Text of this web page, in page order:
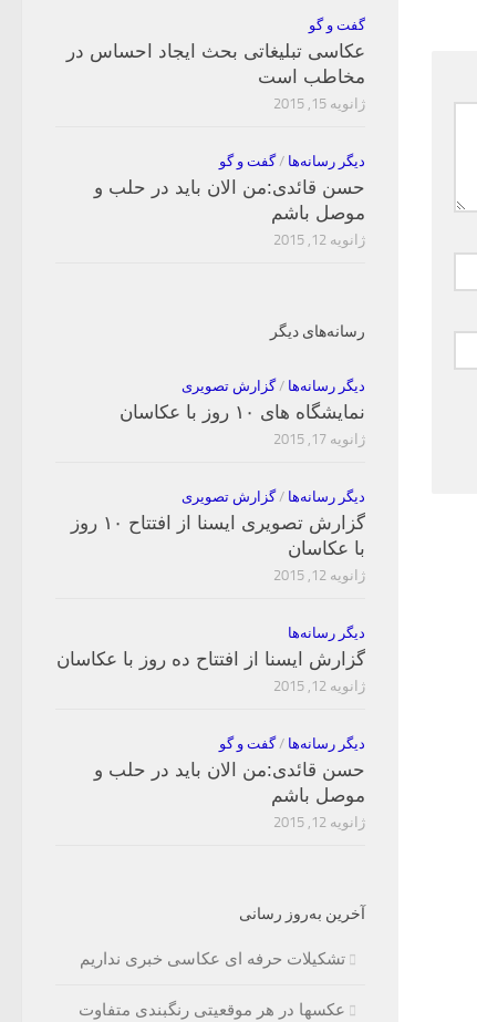
گفت و گو
عکاسی تبلیغاتی بحث ایجاد احساس در
مخاطب است
ژانویه 15, 2015
دیگر رسانه‌ها /گفت و گو
حسن قائدی:من الان باید در حلب و
موصل باشم
ژانویه 12, 2015
رسانه‌های دیگر
دیگر رسانه‌ها /گزارش تصویری
نمایشگاه های ۱۰ روز با عکاسان
ژانویه 17, 2015
دیگر رسانه‌ها /گزارش تصویری
گزارش تصویری ایسنا از افتتاح ۱۰ روز
با عکاسان
ژانویه 12, 2015
دیگر رسانه‌ها
گزارش ایسنا از افتتاح ده روز با عکاسان
ژانویه 12, 2015
دیگر رسانه‌ها /گفت و گو
حسن قائدی:من الان باید در حلب و
موصل باشم
ژانویه 12, 2015
آخرین به‌روز رسانی
تشکیلات حرفه ای عکاسی خبری نداریم
عکسها در هر موقعیتی رنگبندی متفاوت